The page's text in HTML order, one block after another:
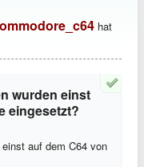
hat
wurden einst
eingesetzt?
auf dem C64 von